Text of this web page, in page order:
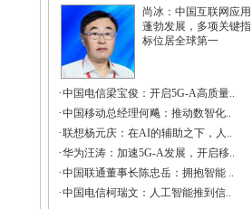
尚冰：中国互联网应用
蓬勃发展，多项关键指
标位居全球第一
·中国电信梁宝俊：开启5G-A高质量..
·中国移动总经理何飚：推动数智化..
·联想杨元庆：在AI的辅助之下，人..
·华为汪涛：加速5G-A发展，开启移..
·中国联通董事长陈忠岳：拥抱智能 ..
·中国电信柯瑞文：人工智能推到信..